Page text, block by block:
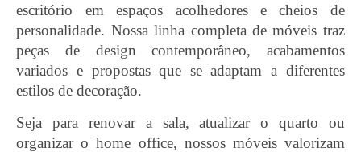
escritório em espaços acolhedores e cheios de
personalidade. Nossa linha completa de móveis traz
peças de design contemporâneo, acabamentos
variados e propostas que se adaptam a diferentes
estilos de decoração.
Seja para renovar a sala, atualizar o quarto ou
organizar o home office, nossos móveis valorizam